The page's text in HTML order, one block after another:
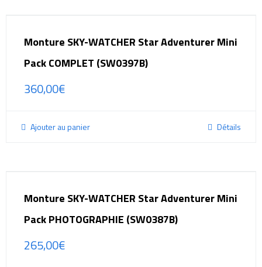
Monture SKY-WATCHER Star Adventurer Mini
Pack COMPLET (SW0397B)
360,00€
Ajouter au panier Détails
Monture SKY-WATCHER Star Adventurer Mini
Pack PHOTOGRAPHIE (SW0387B)
265,00€